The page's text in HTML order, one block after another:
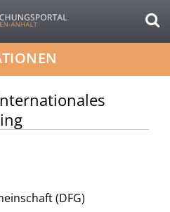
(DFG)